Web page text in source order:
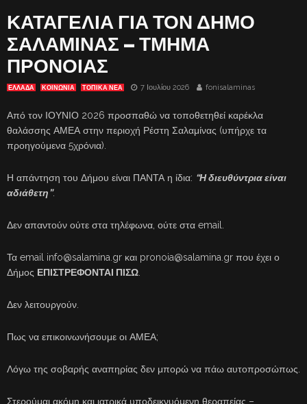
ΚΑΤΑΓΕΛΙΑ ΓΙΑ ΤΟΝ ΔΗΜΟ
ΣΑΛΑΜΙΝΑΣ – ΤΜΗΜΑ
ΠΡΟΝΟΙΑΣ
ΕΛΛΑΔΑ ΚΟΙΝΩΝΙΑ ΤΟΠΙΚΑ ΝΕΑ 7 Ιουλίου 2026 fonisalaminas
Από τον ΙΟΥΝΙΟ 2026 προσπαθώ να τοποθετηθεί καρέκλα
θαλάσσης ΑΜΕΑ στην περιοχή Ρέστη Σαλαμίνας (υπήρχε τα
προηγούμενα 5χρόνια).
Η απάντηση του Δήμου είναι ΠΑΝΤΑ η ίδια: “Η διευθύντρια είναι
αδιάθετη”.
Δεν απαντούν ούτε στα τηλέφωνα, ούτε στα email.
Τα email info@salamina.gr και pronoia@salamina.gr που έχει ο
Δήμος ΕΠΙΣΤΡΕΦΟΝΤΑΙ ΠΙΣΩ
Δεν λειτουργούν.
Πως να επικοινωνήσουμε οι ΑΜΕΑ;
Λόγω της σοβαρής αναπηρίας δεν μπορώ να πάω αυτοπροσώπως.
Στερούμαι ακόμη και ιατρικά υποδεικνυόμενη θεραπείας –